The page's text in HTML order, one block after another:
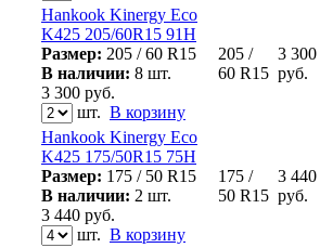
Hankook Kinergy Eco
K425 205/60R15 91H
Размер: 205 / 60 R15
В наличии: 8 шт.
3 300 руб.
шт. В корзину
205 /
60 R15
3 300
руб.
Hankook Kinergy Eco
K425 175/50R15 75H
Размер: 175 / 50 R15
В наличии: 2 шт.
3 440 руб.
шт. В корзину
175 /
50 R15
3 440
руб.